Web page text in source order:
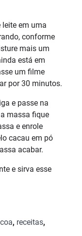
leite em uma
conforme
mais um
está em
um filme
por 30 minutos.
e passe na
massa fique
e enrole
cacau em pó
acabar.
e sirva esse
, receitas,